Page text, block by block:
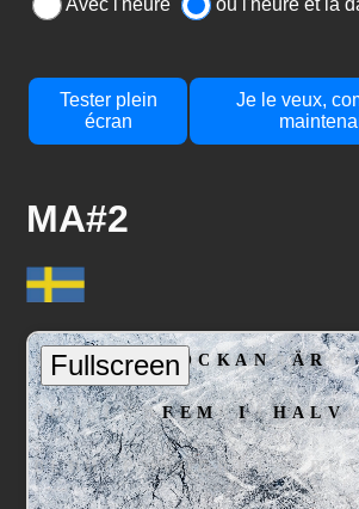
Tester plein
écran
Je le veux,
MA#2